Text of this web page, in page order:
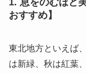
おすすめ】
東北地方といえば
は新緑、秋は紅葉